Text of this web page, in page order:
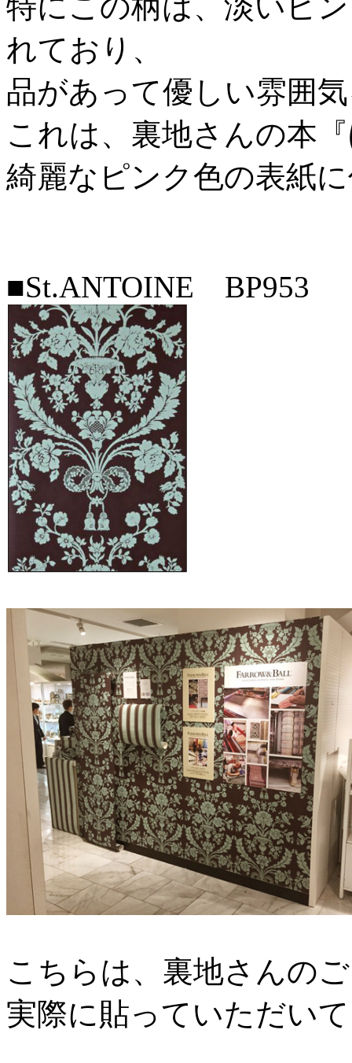
れており、
品があって優しい雰囲
これは、裏地さんの本
綺麗なピンク色の表紙
■St.ANTOINE BP953
こちらは、裏地さんの
実際に貼っていただい